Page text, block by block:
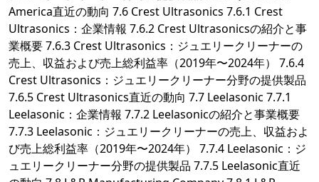
America直近の動向 7.6 Crest Ultrasonics 7.6.1 Crest
Ultrasonics：企業情報 7.6.2 Crest Ultrasonicsの紹介と事
業概要 7.6.3 Crest Ultrasonics：ジュエリークリーナーの
売上、収益および売上総利益率（2019年〜2024年） 7.6.4
Crest Ultrasonics：ジュエリークリーナー分野の提供製品
7.6.5 Crest Ultrasonics直近の動向 7.7 Leelasonic 7.7.1
Leelasonic：企業情報 7.7.2 Leelasonicの紹介と事業概要
7.7.3 Leelasonic：ジュエリークリーナーの売上、収益およ
び売上総利益率（2019年〜2024年） 7.7.4 Leelasonic：ジ
ュエリークリーナー分野の提供製品 7.7.5 Leelasonic直近